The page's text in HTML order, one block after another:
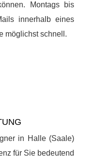
Montags bis
innerhalb eines
möglichst schnell.
in Halle (Saale)
für Sie bedeutend